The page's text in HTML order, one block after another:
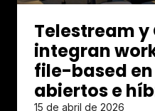
Telestream y
integran
file-based
abiertos e
15 de abril de 2026